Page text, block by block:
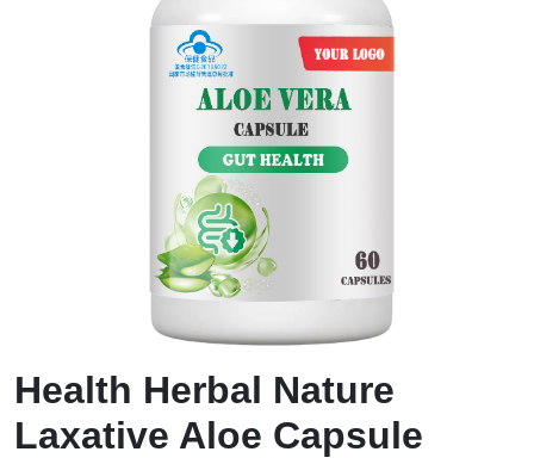
Health Herbal Nature
Laxative Aloe Capsule